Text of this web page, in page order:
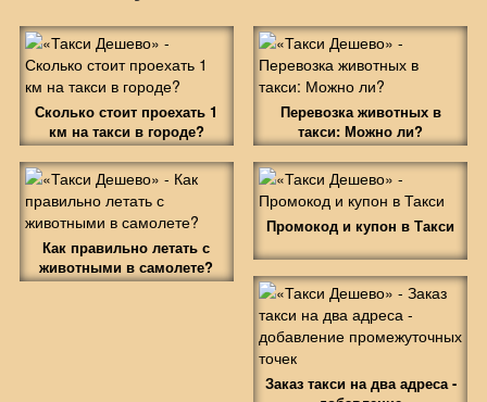
Сколько стоит проехать 1
км на такси в городе?
Перевозка животных в
такси: Можно ли?
Как правильно летать с
животными в самолете?
Промокод и купон в Такси
Заказ такси на два адреса -